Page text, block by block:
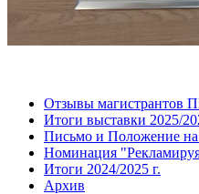
Отзывы магистрантов
Итоги выставки 2025/
Письмо и Положение на
Номинация
Итоги 2024/2025 г.
Архив